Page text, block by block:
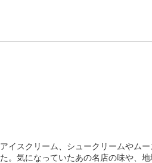
イスクリーム、シュークリームやムー
。気になっていたあの名店の味や、地